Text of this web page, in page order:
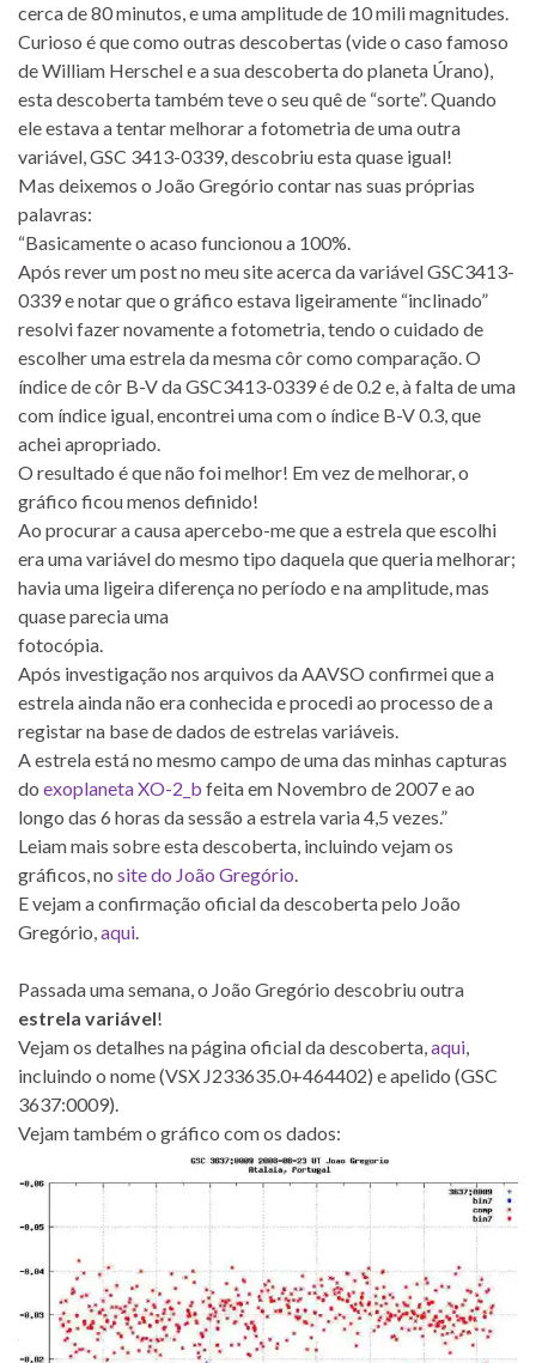
cerca de 80 minutos, e uma amplitude de 10 mili magnitudes.
Curioso é que como outras descobertas (vide o caso famoso
de William Herschel e a sua descoberta do planeta Úrano),
esta descoberta também teve o seu quê de “sorte”. Quando
ele estava a tentar melhorar a fotometria de uma outra
variável, GSC 3413-0339, descobriu esta quase igual!
Mas deixemos o João Gregório contar nas suas próprias
palavras:
“Basicamente o acaso funcionou a 100%.
Após rever um post no meu site acerca da variável GSC3413-
0339 e notar que o gráfico estava ligeiramente “inclinado”
resolvi fazer novamente a fotometria, tendo o cuidado de
escolher uma estrela da mesma côr como comparação. O
índice de côr B-V da GSC3413-0339 é de 0.2 e, à falta de uma
com índice igual, encontrei uma com o índice B-V 0.3, que
achei apropriado.
O resultado é que não foi melhor! Em vez de melhorar, o
gráfico ficou menos definido!
Ao procurar a causa apercebo-me que a estrela que escolhi
era uma variável do mesmo tipo daquela que queria melhorar;
havia uma ligeira diferença no período e na amplitude, mas
quase parecia uma
fotocópia.
Após investigação nos arquivos da AAVSO confirmei que a
estrela ainda não era conhecida e procedi ao processo de a
registar na base de dados de estrelas variáveis.
A estrela está no mesmo campo de uma das minhas capturas
do exoplaneta XO-2_b feita em Novembro de 2007 e ao
longo das 6 horas da sessão a estrela varia 4,5 vezes.”
Leiam mais sobre esta descoberta, incluindo vejam os
gráficos, no site do João Gregório.
E vejam a confirmação oficial da descoberta pelo João
Gregório,aqui.
Passada uma semana, o João Gregório descobriu outra
estrela variável!
Vejam os detalhes na página oficial da descoberta,aqui,
incluindo o nome (VSX J233635.0+464402) e apelido (GSC
3637:0009).
Vejam também o gráfico com os dados: